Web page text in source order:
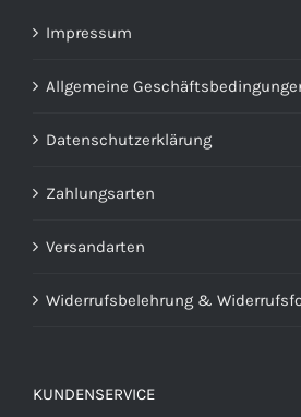
Impressum
Allgemeine
Datenschutzerklärung
Zahlungsarten
Versandarten
Widerrufsbelehrung &
KUNDENSERVICE